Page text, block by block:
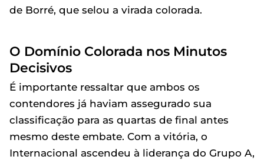
de Borré, que selou a virada colorada.
O Domínio Colorada nos Minutos
Decisivos
É importante ressaltar que ambos os
contendores já haviam assegurado sua
classificação para as quartas de final antes
mesmo deste embate. Com a vitória, o
Internacional ascendeu à liderança do Grupo A,